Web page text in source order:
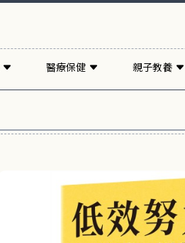
醫療保健 親子教養